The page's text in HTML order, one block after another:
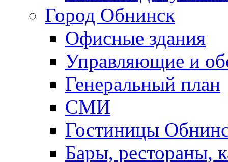
Город Обнинск
Офисные здания
Управляющие и
Генеральный план
СМИ
Гостиницы
Бары, рестораны,